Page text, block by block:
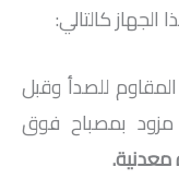
للصدأ وقبل
مزود بمصباح فوق
معدنية.